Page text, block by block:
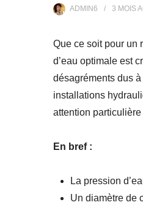
ADMIN6 3 MOIS
Que ce soit pour un
d’eau optimale est
désagréments dus
installations
attention
En bref :
La pression
Un diamètre de